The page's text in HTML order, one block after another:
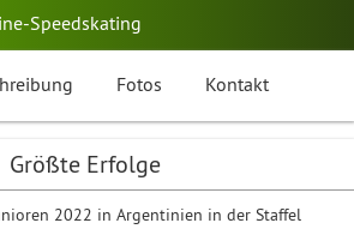
Speedskating
Fotos Kontakt
Größte Erfolge
2022 in Argentinien in der Staffel